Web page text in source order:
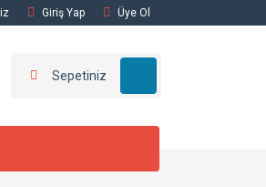
Giriş Yap Üye Ol
Sepetiniz